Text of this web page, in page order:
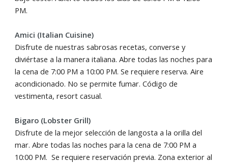
PM.
Amici (Italian Cuisine)
Disfrute de nuestras sabrosas recetas, converse y
diviértase a la manera italiana. Abre todas las noches para
la cena de 7:00 PM a 10:00 PM. Se requiere reserva. Aire
acondicionado. No se permite fumar. Código de
vestimenta, resort casual.
Bigaro (Lobster Grill)
Disfrute de la mejor selección de langosta a la orilla del
mar. Abre todas las noches para la cena de 7:00 PM a
10:00 PM. Se requiere reservación previa. Zona exterior al